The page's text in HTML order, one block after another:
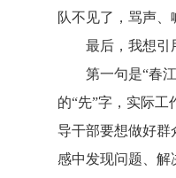
队不见了，骂声、
最后，我想引
第一句是“春
的“先”字，实际
导干部要想做好群
感中发现问题、解